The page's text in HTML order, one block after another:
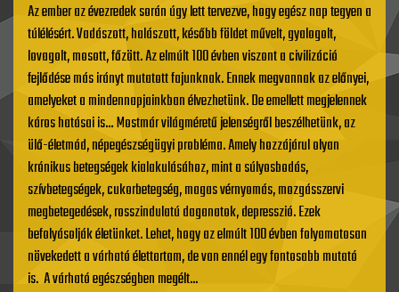
Az ember az évezredek során úgy lett tervezve, hogy egész nap tegyen a
túlélésért. Vadászott, halászott, később földet művelt, gyalogolt,
lovagolt, mosott, főzött. Az elmúlt 100 évben viszont a civilizáció
fejlődése más irányt mutatott fajunknak. Ennek megvannak az előnyei,
amelyeket a mindennapjainkban élvezhetünk. De emellett megjelennek
káros hatásai is… Mostmár világméretű jelenségről beszélhetünk, az
ülő-életmód, népegészségügyi probléma. Amely hozzájárul olyan
krónikus betegségek kialakulásához, mint a súlyosbodás,
szívbetegségek, cukorbetegség, magas vérnyomás, mozgásszervi
megbetegedések, rosszindulatú daganatok, depresszió. Ezek
befolyásolják életünket. Lehet, hogy az elmúlt 100 évben folyamatosan
növekedett a várható élettartam, de van ennél egy fontosabb mutató
is. A várható egészségben megélt...